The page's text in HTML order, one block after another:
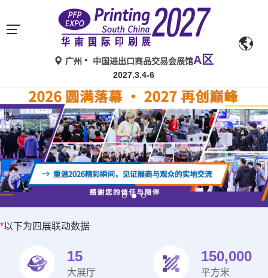
广州 中国进出口商品交易会展馆A区
2027.3.4-6
*以下为四展联动数据
15
大展厅
150,000
平方米